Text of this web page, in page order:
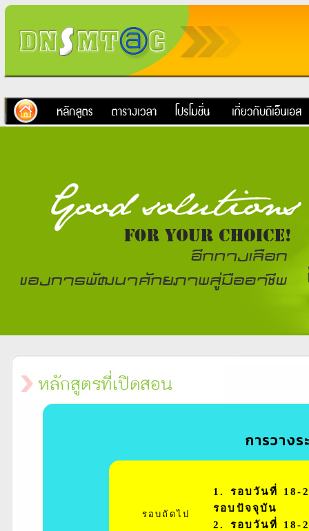
การวาง
รอบถัดไป
1. รอบวันที่ 18-
รอบปัจจุบัน
2. รอบวันที่ 18-